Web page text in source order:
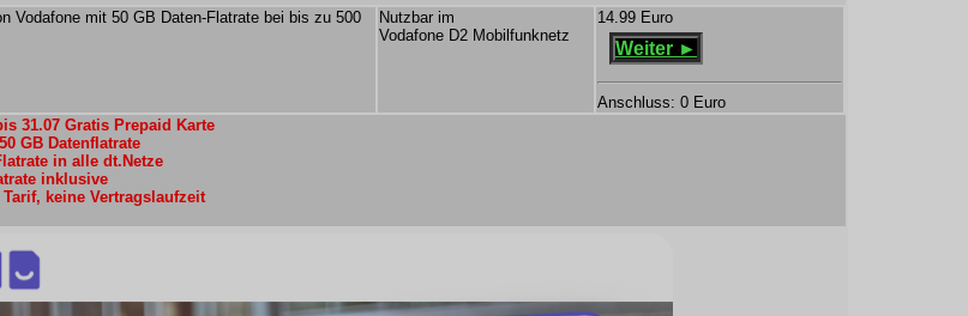
Vodafone mit 50 GB Daten-Flatrate bei bis zu 500
Nutzbar im
Vodafone D2 Mobilfunknetz
14.99 Euro
Weiter ►
Anschluss: 0 Euro
31.07 Gratis Prepaid Karte
GB Datenflatrate
in alle dt.Netze
inklusive
Tarif, keine Vertragslaufzeit